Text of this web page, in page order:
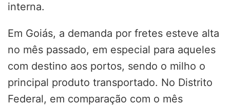
interna.
Em Goiás, a demanda por fretes esteve alta
no mês passado, em especial para aqueles
com destino aos portos, sendo o milho o
principal produto transportado. No Distrito
Federal, em comparação com o mês